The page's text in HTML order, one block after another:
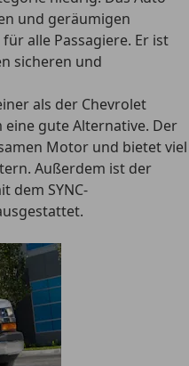
und geräumigen
alle Passagiere. Er ist
sicheren und
als der Chevrolet
eine gute Alternative. Der
Motor und bietet viel
Außerdem ist der
dem SYNC-